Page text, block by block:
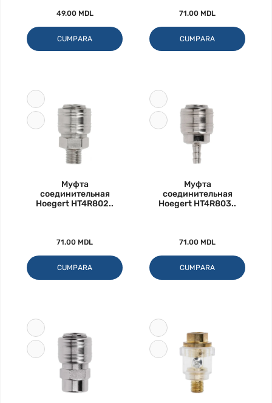
49.00 MDL
CUMPARA
71.00 MDL
CUMPARA
Муфта
соединительная
Hoegert HT4R802..
71.00 MDL
CUMPARA
Муфта
соединительная
Hoegert HT4R803..
71.00 MDL
CUMPARA